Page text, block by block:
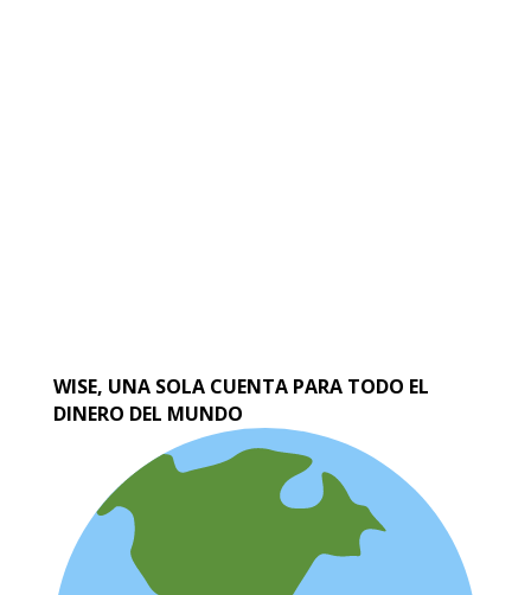
WISE, UNA SOLA CUENTA PARA TODO EL
DINERO DEL MUNDO